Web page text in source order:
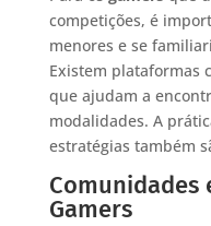
competições, é
menores e se
Existem plataformas
que ajudam a
modalidades. A
estratégias também
Comunidades
Gamers